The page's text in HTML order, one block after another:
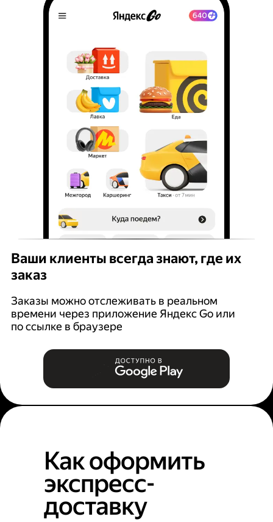
Ваши клиенты всегда знают, где их
заказ
Заказы можно отслеживать в реальном
времени через приложение Яндекс Go или
по ссылке в браузере
Как оформить
экспресс-
доставку